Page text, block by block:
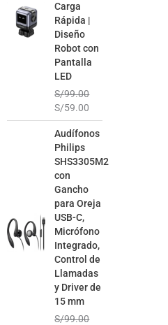
Carga
Rápida |
Diseño
Robot con
Pantalla
LED
S/99.00
S/59.00
Audífonos
Philips
SHS3305M2
con
Gancho
para Oreja
USB-C,
Micrófono
Integrado,
Control de
Llamadas
y Driver de
15 mm
S/99.00
precio
original
S/99.00.